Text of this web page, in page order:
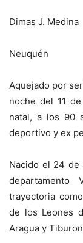
Dimas J. Medina
Neuquén
Aquejado por
noche del 11
natal, a los 90
deportivo y ex
Nacido el 24 de
departamento
trayectoria
de los Leones
Aragua y